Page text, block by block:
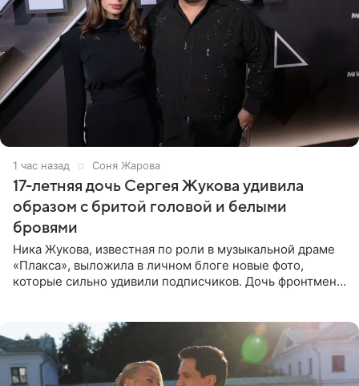
1 час назад Соня Жарова
17-летняя дочь Сергея Жукова удивила
образом с бритой головой и белыми
бровями
Ника Жукова, известная по роли в музыкальной драме
«Плакса», выложила в личном блоге новые фото,
которые сильно удивили подписчиков. Дочь фронтмена